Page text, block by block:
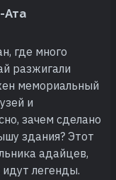
Ата
где много
разжигали
мемориальный
и
зачем сделано
здания? Этот
адайцев,
легенды.